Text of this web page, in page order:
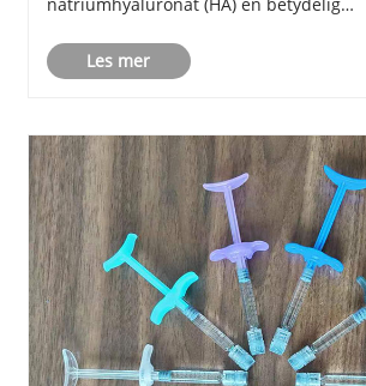
natriumhyaluronat (HA) en betydelig
oftalmologi, er nye applikasjoner innen
Les mer